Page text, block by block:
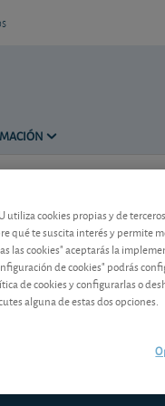
de lectura: 4 min.
utiliza cookies propias y de
qué te suscita interés y permite
las cookies" aceptarás la
de cookies" podrás
de cookies y configurarlas o
alguna de estas dos opciones.